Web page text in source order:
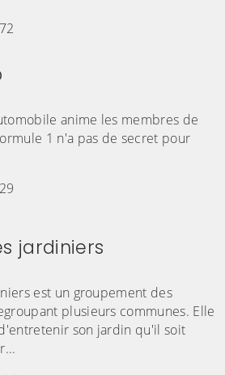
anime les membres de
1 n'a pas de secret pour
jardiniers
est un groupement des
plusieurs communes. Elle
son jardin qu'il soit